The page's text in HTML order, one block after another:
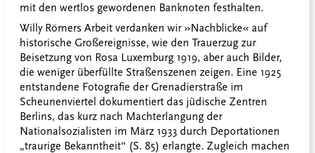
mit den wertlos gewordenen Banknoten festhalten.
Willy Römers Arbeit verdanken wir »Nachblicke« auf
historische Großereignisse, wie den Trauerzug zur
Beisetzung von Rosa Luxemburg 1919, aber auch Bilder,
die weniger überfüllte Straßenszenen zeigen. Eine 1925
entstandene Fotografie der Grenadierstraße im
Scheunenviertel dokumentiert das jüdische Zentren
Berlins, das kurz nach Machterlangung der
Nationalsozialisten im März 1933 durch Deportationen
„traurige Bekanntheit“ (S. 85) erlangte. Zugleich machen